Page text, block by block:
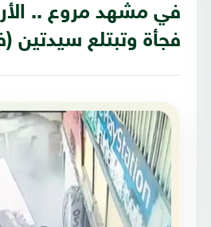
في مشهد مروع ..
فجأة وتبتلع سيدتين